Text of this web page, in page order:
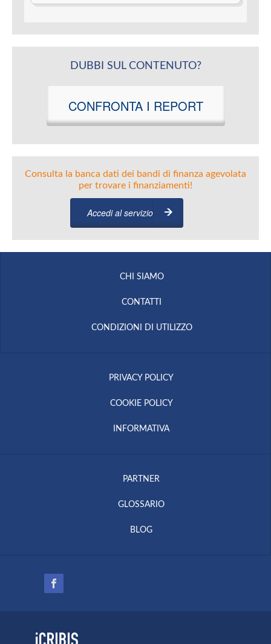
DUBBI SUL CONTENUTO?
CONFRONTA I REPORT
Consulta la banca dati dei bandi di finanza agevolata
per trovare i finanziamenti!
Accedi al servizio
CHI SIAMO
CONTATTI
CONDIZIONI DI UTILIZZO
PRIVACY POLICY
COOKIE POLICY
INFORMATIVA
PARTNER
GLOSSARIO
BLOG